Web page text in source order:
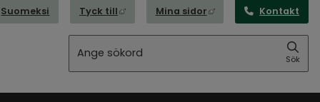
Suomeksi Tyck till Länk till annan webbplats, öppnas i
Mina sidor Länk till annan
Kontakt
Sök